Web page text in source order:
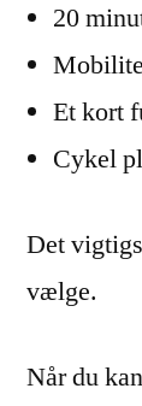
20
Et kort
Cykel
Det
vælge.
Når du